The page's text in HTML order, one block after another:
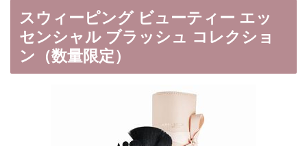
スウィーピング ビューティー エッ
センシャル ブラッシュ コレクショ
ン（数量限定）